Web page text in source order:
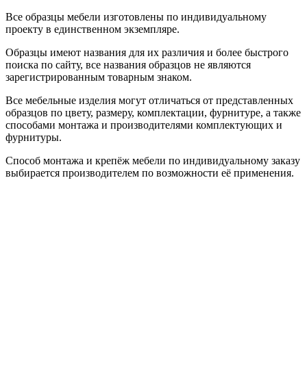
Все образцы мебели изготовлены по индивидуальному
проекту в единственном экземпляре.
Образцы имеют названия для их различия и более быстрого
поиска по сайту, все названия образцов не являются
зарегистрированным товарным знаком.
Все мебельные изделия могут отличаться от представленных
образцов по цвету, размеру, комплектации, фурнитуре, а также
способами монтажа и производителями комплектующих и
фурнитуры.
Способ монтажа и крепёж мебели по индивидуальному заказу
выбирается производителем по возможности её применения.